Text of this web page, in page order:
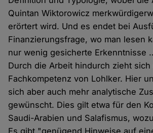
Quintan Wiktorowicz
erörtert wird. Und es endet bei
Finanzierungsfrage, wo man lesen
nur wenig gesicherte Erkenntnisse
Durch die Arbeit hindurch zieht sich
Fachkompetenz von Lohlker. Hier
sich aber auch mehr analytische
gewünscht. Dies gilt etwa für den
Saudi-Arabien und Salafismus,